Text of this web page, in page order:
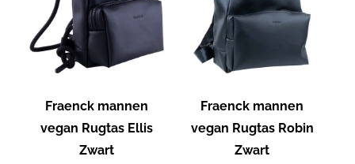
Fraenck mannen
vegan Rugtas Ellis
Zwart
Fraenck mannen
vegan Rugtas Robin
Zwart